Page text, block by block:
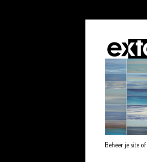
Beheer je site of